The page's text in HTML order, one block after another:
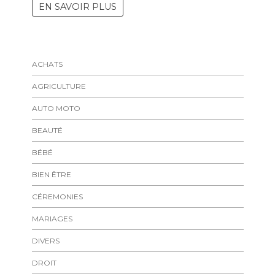
EN SAVOIR PLUS
ACHATS
AGRICULTURE
AUTO MOTO
BEAUTÉ
BÉBÉ
BIEN ÊTRE
CÉREMONIES
MARIAGES
DIVERS
DROIT